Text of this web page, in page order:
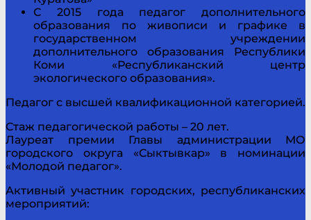
С 2015 года педагог дополнительного
образования по живописи и графике в
государственном учреждении
дополнительного образования Республики
Коми «Республиканский центр
экологического образования».
Педагог с высшей квалификационной категорией.
Стаж педагогической работы – 20 лет.
Лауреат премии Главы администрации МО
городского округа «Сыктывкар» в номинации
«Молодой педагог».
Активный участник городских, республиканских
мероприятий: